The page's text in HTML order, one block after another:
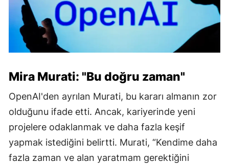
Mira Murati: "Bu doğru zaman"
OpenAI'den ayrılan Murati, bu kararı almanın zor
olduğunu ifade etti. Ancak, kariyerinde yeni
projelere odaklanmak ve daha fazla keşif
yapmak istediğini belirtti. Murati, “Kendime daha
fazla zaman ve alan yaratmam gerektiğini